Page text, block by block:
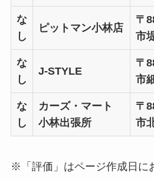
な
し
ピットマン小林店
〒
市
な
し
J-STYLE
〒
市
な
し
カーズ・マート
小林出張所
〒
市
※「評価」はページ作成日に